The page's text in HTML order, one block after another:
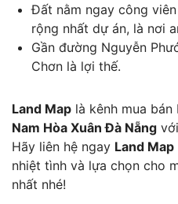
Đất nằm ngay công
rộng nhất dự án, là nơi
Gần đường Nguyễn
Chơn là lợi thế.
Land Map là kênh mua
Nam Hòa Xuân Đà Nẵng
Hãy liên hệ ngay Land Map
nhiệt tình và lựa chọn cho
nhất nhé!